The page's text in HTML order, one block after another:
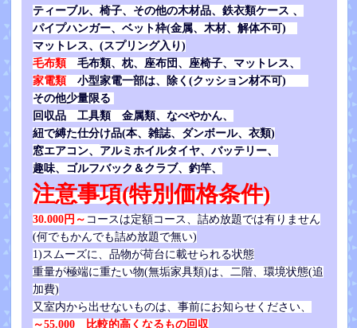
ティーブル、椅子、その他の木材品、鉄衣類ケース 、
パイプハンガー、ベット枠(金属、木材、解体不可)
マットレス、(スプリング入り)
毛布類毛布類、枕、座布団、座椅子、マットレス、
家電類小型家電一部は、除く(クッション材不可)
その他少量限る
回収品 工具類 金属類、なべやかん、
紐で縛た仕分け品(本、雑誌、ダンボール、衣類)
窓エアコン、
アルミホイルタイヤ、バッテリー、
趣味、ゴルフバック＆クラブ、釣竿、
注意事項(特別価格条件)
30.000円～ コースは定額コース、詰め放題では有りません
(何でもかんでも詰め放題で無い)
1)スムーズに、品物が荷台に載せられる状態
重量が極端に重たい物(無垢家具類)は、二階、環境状態(追
加費)
又室内から出せないものは、事前にお知らせください、
～55.000 比較的高くなるもの回収